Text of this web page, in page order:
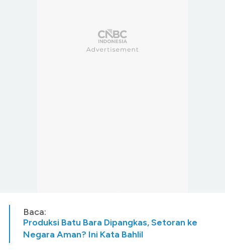
Baca:
Produksi Batu Bara Dipangkas, Setoran ke
Negara Aman? Ini Kata Bahlil